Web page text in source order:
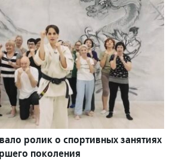
ролик о спортивных занятиях
поколения